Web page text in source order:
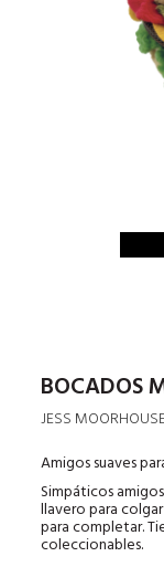
BOCADOS
JESS
Amigos suaves
Simpáticos
llavero para
para completar.
coleccionables.